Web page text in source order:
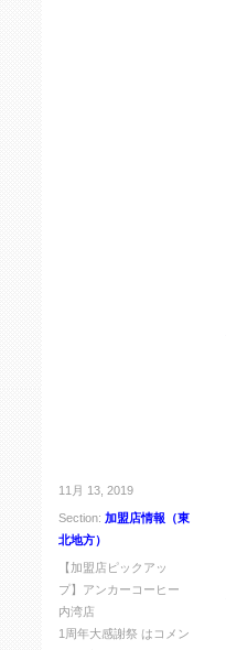
11月 13, 2019
Section: 加盟店情報（東
北地方）
【加盟店ピックアッ
プ】アンカーコーヒー
内湾店
1周年大感謝祭 は コメン